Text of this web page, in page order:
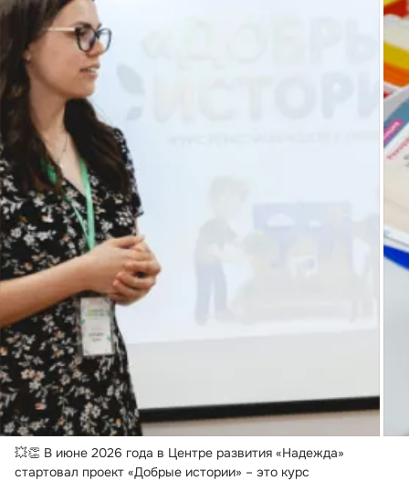
💥👏 В июне 2026 года в Центре развития «Надежда»
стартовал проект «Добрые истории» – это курс